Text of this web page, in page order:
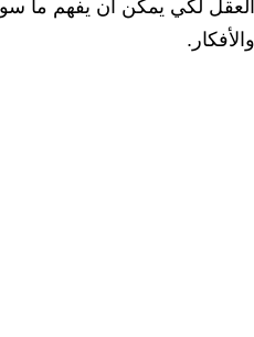
لكي يمكن أن يفهم ما